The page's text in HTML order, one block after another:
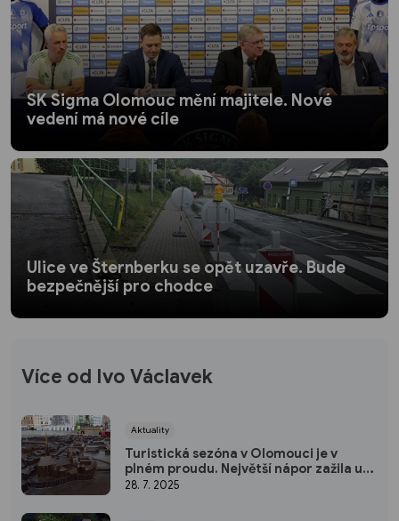
SK Sigma Olomouc mění majitele. Nové
vedení má nové cíle
Ulice ve Šternberku se opět uzavře. Bude
bezpečnější pro chodce
Více od Ivo Václavek
Aktuality
Turistická sezóna v Olomouci je v
plném proudu. Největší nápor zažila už
v červnu
28. 7. 2025